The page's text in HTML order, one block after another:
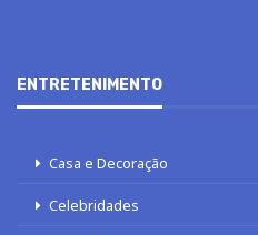
ENTRETENIMENTO
Casa e Decoração
Celebridades